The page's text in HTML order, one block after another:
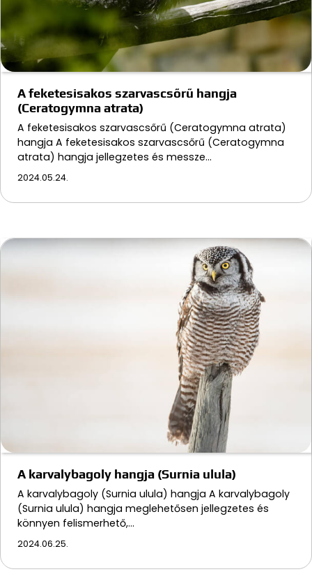
A feketesisakos szarvascsőrű hangja
(Ceratogymna atrata)
A feketesisakos szarvascsőrű (Ceratogymna atrata)
hangja A feketesisakos szarvascsőrű (Ceratogymna
atrata) hangja jellegzetes és messze…
2024.05.24.
A karvalybagoly hangja (Surnia ulula)
A karvalybagoly (Surnia ulula) hangja A karvalybagoly
(Surnia ulula) hangja meglehetősen jellegzetes és
könnyen felismerhető,…
2024.06.25.